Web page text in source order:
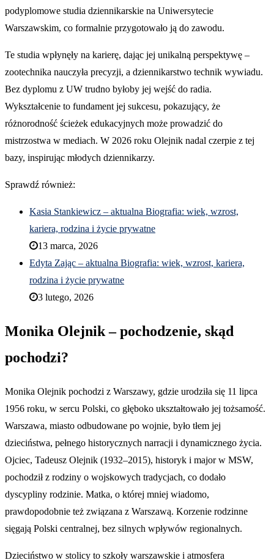
podyplomowe studia dziennikarskie na Uniwersytecie
Warszawskim, co formalnie przygotowało ją do zawodu.
Te studia wpłynęły na karierę, dając jej unikalną perspektywę –
zootechnika nauczyła precyzji, a dziennikarstwo technik wywiadu.
Bez dyplomu z UW trudno byłoby jej wejść do radia.
Wykształcenie to fundament jej sukcesu, pokazujący, że
różnorodność ścieżek edukacyjnych może prowadzić do
mistrzostwa w mediach. W 2026 roku Olejnik nadal czerpie z tej
bazy, inspirując młodych dziennikarzy.
Sprawdź również:
Kasia Stankiewicz – aktualna Biografia: wiek, wzrost,
kariera, rodzina i życie prywatne
13 marca, 2026
Edyta Zając – aktualna Biografia: wiek, wzrost, kariera,
rodzina i życie prywatne
3 lutego, 2026
Monika Olejnik – pochodzenie, skąd
pochodzi?
Monika Olejnik pochodzi z Warszawy, gdzie urodziła się 11 lipca
1956 roku, w sercu Polski, co głęboko ukształtowało jej tożsamość.
Warszawa, miasto odbudowane po wojnie, było tłem jej
dzieciństwa, pełnego historycznych narracji i dynamicznego życia.
Ojciec, Tadeusz Olejnik (1932–2015), historyk i major w MSW,
pochodził z rodziny o wojskowych tradycjach, co dodało
dyscypliny rodzinie. Matka, o której mniej wiadomo,
prawdopodobnie też związana z Warszawą. Korzenie rodzinne
sięgają Polski centralnej, bez silnych wpływów regionalnych.
Dzieciństwo w stolicy to szkoły warszawskie i atmosfera